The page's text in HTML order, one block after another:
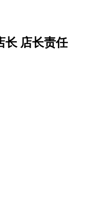
长 店长责任